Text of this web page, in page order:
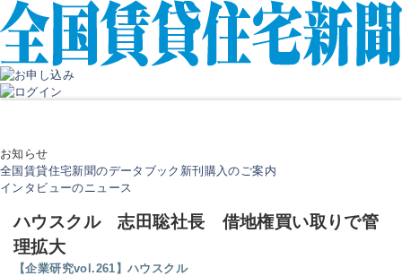
お知らせ
全国賃貸住宅新聞のデータブック新刊購入のご案内
インタビューのニュース
ハウスクル 志田聡社長 借地権買い取りで管
理拡大
【企業研究vol.261】ハウスクル